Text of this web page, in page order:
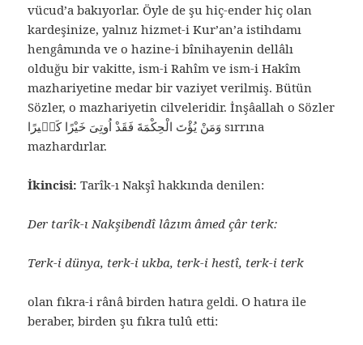
vücud’a bakıyorlar. Öyle de şu hiç-ender hiç olan
kardeşinize, yalnız hizmet-i Kur’an’a istihdamı
hengâmında ve o hazine-i bînihayenin dellâlı
olduğu bir vakitte, ism-i Rahîm ve ism-i Hakîm
mazhariyetine medar bir vaziyet verilmiş. Bütün
Sözler, o mazhariyetin cilveleridir. İnşâallah o Sözler
وَمَنْ يُؤْتَ الْحِكْمَةَ فَقَدْ اُوتِىَ خَيْرًا كَثٖيرًا sırrına
mazhardırlar.
İkincisi: Tarîk-ı Nakşî hakkında denilen:
Der tarîk-ı Nakşibendî lâzım âmed çâr terk:
Terk-i dünya, terk-i ukba, terk-i hestî, terk-i terk
olan fıkra-i rânâ birden hatıra geldi. O hatıra ile
beraber, birden şu fıkra tulû etti: